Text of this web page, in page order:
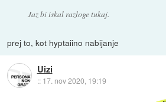
Jaz bi iskal razloge tukaj.
prej to, kot hyptaiino nabijanje
Uizi
:: 17. nov 2020, 19:19